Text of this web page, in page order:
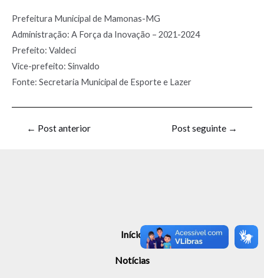
Prefeitura Municipal de Mamonas-MG
Administração: A Força da Inovação – 2021-2024
Prefeito: Valdeci
Vice-prefeito: Sinvaldo
Fonte: Secretaria Municipal de Esporte e Lazer
← Post anterior Post seguinte →
Início
Notícias